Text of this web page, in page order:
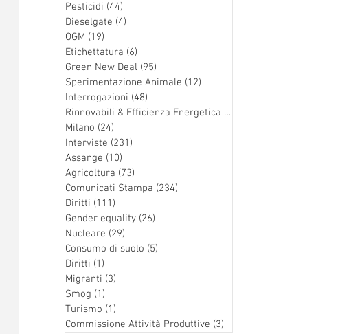
Pesticidi (44)
Dieselgate (4)
OGM (19)
Etichettatura (6)
Green New Deal (95)
Sperimentazione Animale (12)
Interrogazioni (48)
Rinnovabili & Efficienza Energetica (126)
Milano (24)
Interviste (231)
Assange (10)
Agricoltura (73)
Comunicati Stampa (234)
Diritti (111)
Gender equality (26)
Nucleare (29)
Consumo di suolo (5)
Diritti (1)
Migranti (3)
Smog (1)
Turismo (1)
Commissione Attività Produttive (3)